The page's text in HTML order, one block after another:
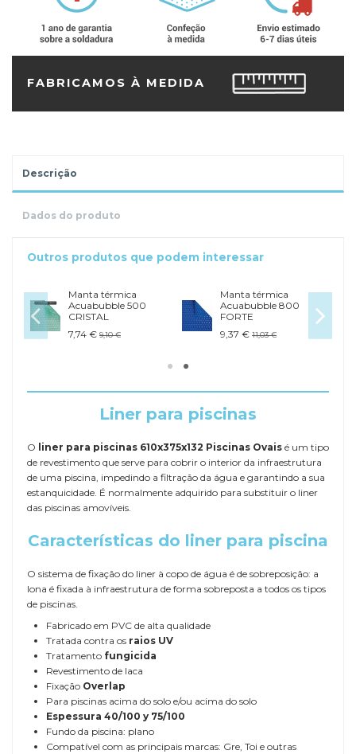
FABRICAMOS À MEDIDA
Descrição
Dados do produto
Outros produtos que podem interessar
Manta térmica
Acuabubble 500
CRISTAL
7,74 € 9,10 €
Manta térmica
Acuabubble 800
FORTE
9,37 € 11,03 €
Liner para piscinas
O liner para piscinas 610x375x132 Piscinas Ovais é um tipo
de revestimento que serve para cobrir o interior da infraestrutura
de uma piscina, impedindo a filtração da água e garantindo a sua
estanquicidade. É normalmente adquirido para substituir o liner
das piscinas amovíveis.
Características do liner para piscina
O sistema de fixação do liner à copo de água é de sobreposição: a
lona é fixada à infraestrutura de forma sobreposta a todos os tipos
de piscinas.
Fabricado em PVC de alta qualidade
Tratada contra os raios UV
Tratamento fungicida
Revestimento de laca
Fixação Overlap
Para piscinas acima do solo e/ou acima do solo
Espessura 40/100 y 75/100
Fundo da piscina: plano
Compatível com as principais marcas: Gre, Toi e outras